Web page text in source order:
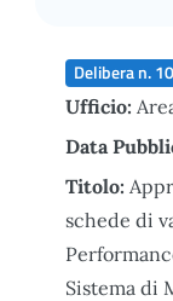
Delibera n.
Ufficio:
Data
Titolo:
schede di
Sistema di